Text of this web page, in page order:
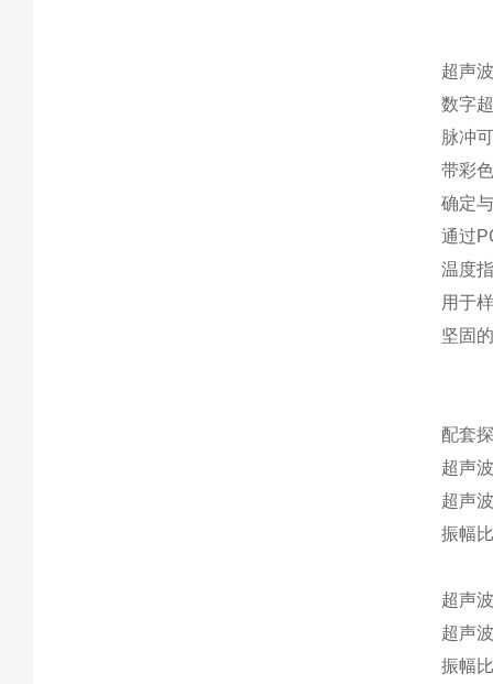
超声
数字
脉冲
带彩
确定
通过
温度
用于
坚固
配套
超声
超声
振幅
超声
超声
振幅